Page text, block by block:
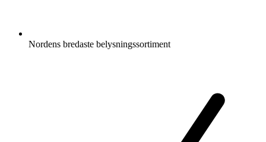
Nordens bredaste belysningssortiment